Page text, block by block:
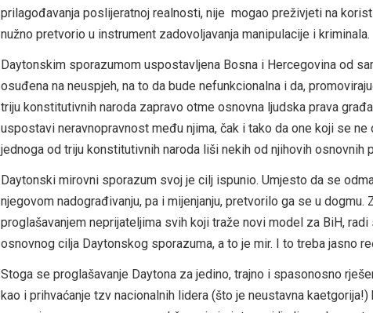
prilagođavanja poslijeratnoj realnosti, nije mogao preživjeti na
nužno pretvorio u instrument zadovoljavanja manipulacije i kriminala.
Daytonskim sporazumom uspostavljena Bosna i Hercegovina od
osuđena na neuspjeh, na to da bude nefunkcionalna i da,
triju konstitutivnih naroda zapravo otme osnovna ljudska prava
uspostavi neravnopravnost među njima, čak i tako da one koji se ne
jednoga od triju konstitutivnih naroda liši nekih od njihovih osnovnih
Daytonski mirovni sporazum svoj je cilj ispunio. Umjesto da se
njegovom nadograđivanju, pa i mijenjanju, pretvorilo ga se u dogmu.
proglašavanjem neprijateljima svih koji traže novi model za BiH, radi
osnovnog cilja Daytonskog sporazuma, a to je mir. I to treba jasno
Stoga se proglašavanje Daytona za jedino, trajno i spasonosno
kao i prihvaćanje tzv nacionalnih lidera (što je neustavna